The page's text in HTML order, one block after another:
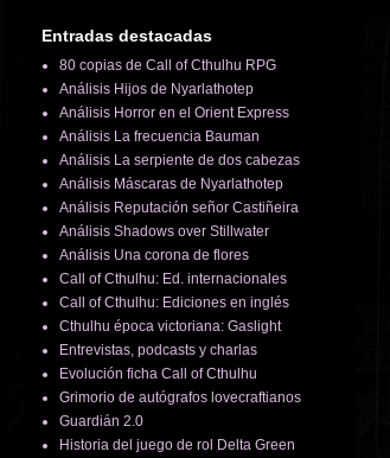
Entradas destacadas
80 copias de Call of Cthulhu RPG
Análisis Hijos de Nyarlathotep
Análisis Horror en el Orient Express
Análisis La frecuencia Bauman
Análisis La serpiente de dos cabezas
Análisis Máscaras de Nyarlathotep
Análisis Reputación señor Castiñeira
Análisis Shadows over Stillwater
Análisis Una corona de flores
Call of Cthulhu: Ed. internacionales
Call of Cthulhu: Ediciones en inglés
Cthulhu época victoriana: Gaslight
Entrevistas, podcasts y charlas
Evolución ficha Call of Cthulhu
Grimorio de autógrafos lovecraftianos
Guardián 2.0
Historia del juego de rol Delta Green